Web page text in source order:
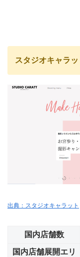
スタジオキャラッ
出典：スタジオキャラット
国内店舗数
国内店舗展開エリ